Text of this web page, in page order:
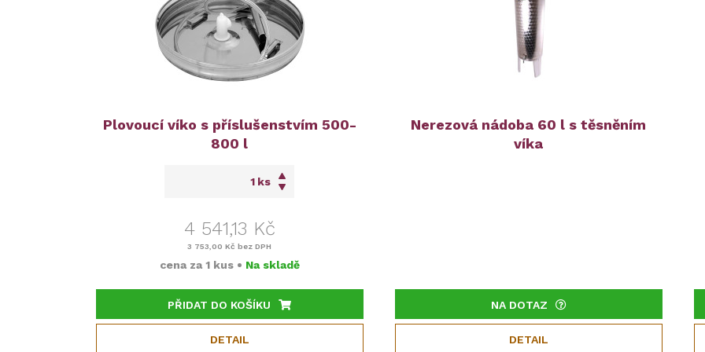
Plovoucí víko s příslušenstvím 500-
800 l
ks
4 541,13 Kč
3 753,00 Kč bez DPH
cena za 1 kus • Na skladě
PŘIDAT DO KOŠÍKU
DETAIL
Nerezová nádoba 60 l s těsněním
víka
NA DOTAZ
DETAIL